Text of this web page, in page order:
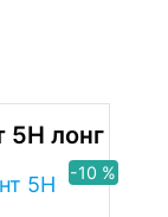
5Н лонг
-10 %